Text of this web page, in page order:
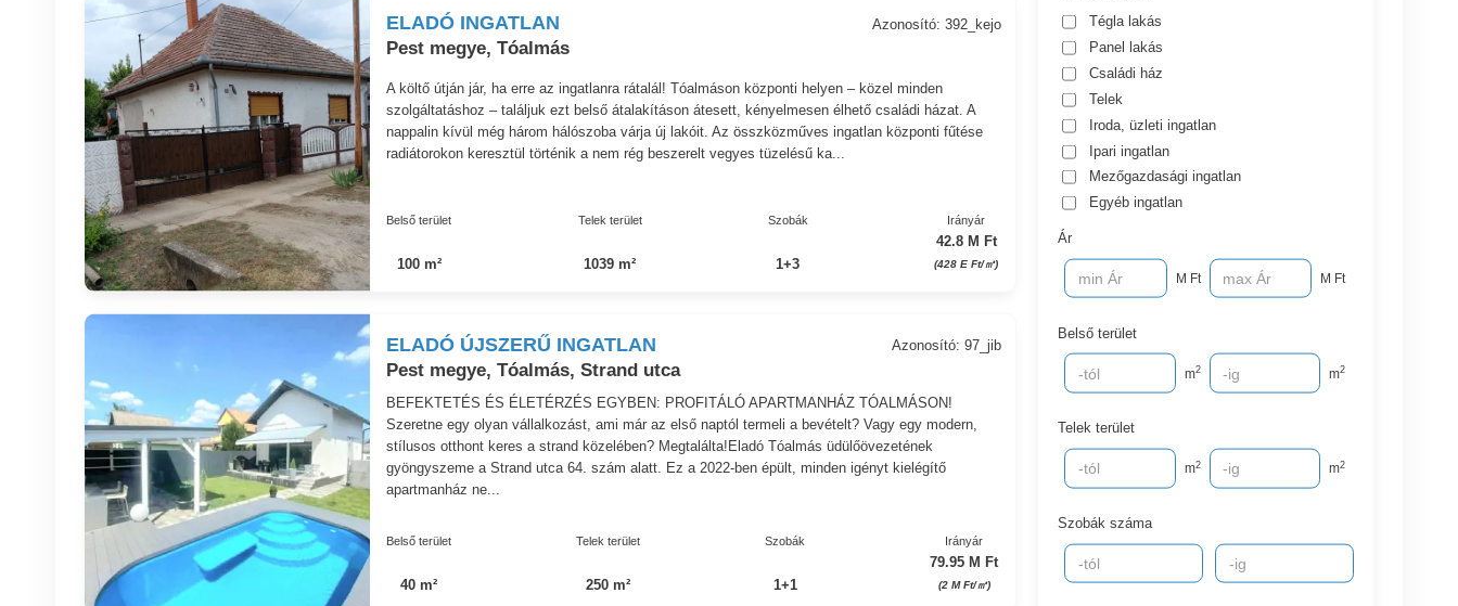
ELADÓ INGATLAN
Pest megye, Tóalmás
Azonosító: 392_kejo
A költő útján jár, ha erre az ingatlanra rátalál! Tóalmáson központi helyen – közel minden
szolgáltatáshoz – találjuk ezt belső átalakításon átesett, kényelmesen élhető családi házat. A
nappalin kívül még három hálószoba várja új lakóit. Az összközműves ingatlan központi fűtése
radiátorokon keresztül történik a nem rég beszerelt vegyes tüzelésű ka...
Belső terület
100 m²
Telek terület
1039 m²
Szobák
1+3
Irányár
42.8 M Ft
(428 E Ft/㎡)
ELADÓ ÚJSZERŰ INGATLAN
Pest megye, Tóalmás, Strand utca
Azonosító: 97_jib
BEFEKTETÉS ÉS ÉLETÉRZÉS EGYBEN: PROFITÁLÓ APARTMANHÁZ TÓALMÁSON! ​
Szeretne egy olyan vállalkozást, ami már az első naptól termeli a bevételt? Vagy egy modern,
stílusos otthont keres a strand közelében? Megtalálta! ​Eladó Tóalmás üdülőövezetének
gyöngyszeme a Strand utca 64. szám alatt. Ez a 2022-ben épült, minden igényt kielégítő
apartmanház ne...
Belső terület
40 m²
Telek terület
250 m²
Szobák
1+1
Irányár
79.95 M Ft
(2 M Ft/㎡)
Tégla lakás
Panel lakás
Családi ház
Telek
Iroda, üzleti ingatlan
Ipari ingatlan
Mezőgazdasági ingatlan
Egyéb ingatlan
Ár
M Ft M Ft
Belső terület
m2 m2
Telek terület
m2 m2
Szobák száma